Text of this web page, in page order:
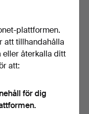
plattformen.
att tillhandahålla
eller återkalla ditt
att:
för dig